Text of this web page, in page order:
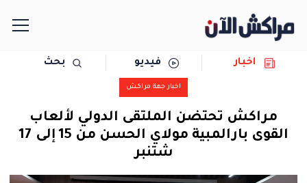
سياسة
رياضة
اخبار فيديو بحث
اخبار جهة مراكش
مراكش تحتضن الملتقى الدولي لألعاب
القوى بارالمبية مولاي الحسن من 15 إلى 17
شتنبر